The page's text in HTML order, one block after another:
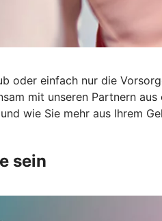
oder einfach nur die
mit unseren Partnern
wie Sie mehr aus Ihrem
sein